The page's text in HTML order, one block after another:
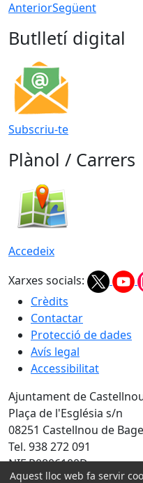
AnteriorSegüent
Butlletí digital
Subscriu-te
Plànol / Carrers
Accedeix
Xarxes socials:
Crèdits
Contactar
Protecció de dades
Avís legal
Accessibilitat
Ajuntament de
Plaça de l'Església s/n
08251 Castellnou de
Tel. 938 272 091
NIF P0806100D
Aquest lloc web fa servir